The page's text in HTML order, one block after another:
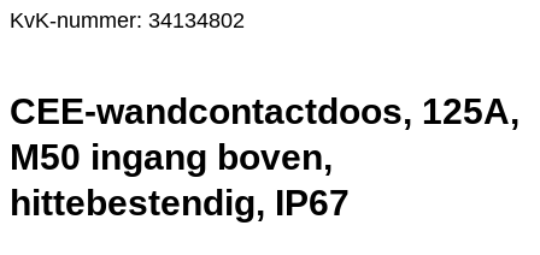
KvK-nummer: 34134802
CEE-wandcontactdoos, 125A,
M50 ingang boven,
hittebestendig, IP67